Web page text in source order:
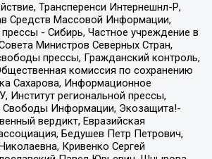
Трансперенси Интернешнл-Р,
Средств Массовой Информации,
прессы - Сибирь, Частное учреждение в
Министров Северных Стран,
прессы, Гражданский контроль,
комиссия по сохранению
Сахарова, Информационное
Институт региональной прессы,
Свободы Информации, Экозащита!-
вердикт, Евразийская
Бедушев Петр Петрович,
Кривенко Сергей